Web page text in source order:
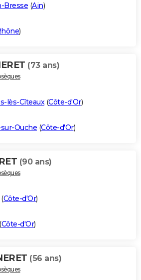
Bresse (Ain)
)
(73 ans)
lès-Cîteaux(Côte-d'Or)
Ouche (Côte-d'Or)
(90 ans)
(Côte-d'Or)
(Côte-d'Or)
(56 ans)